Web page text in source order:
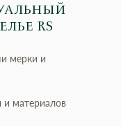
RS
мерки и
и материалов